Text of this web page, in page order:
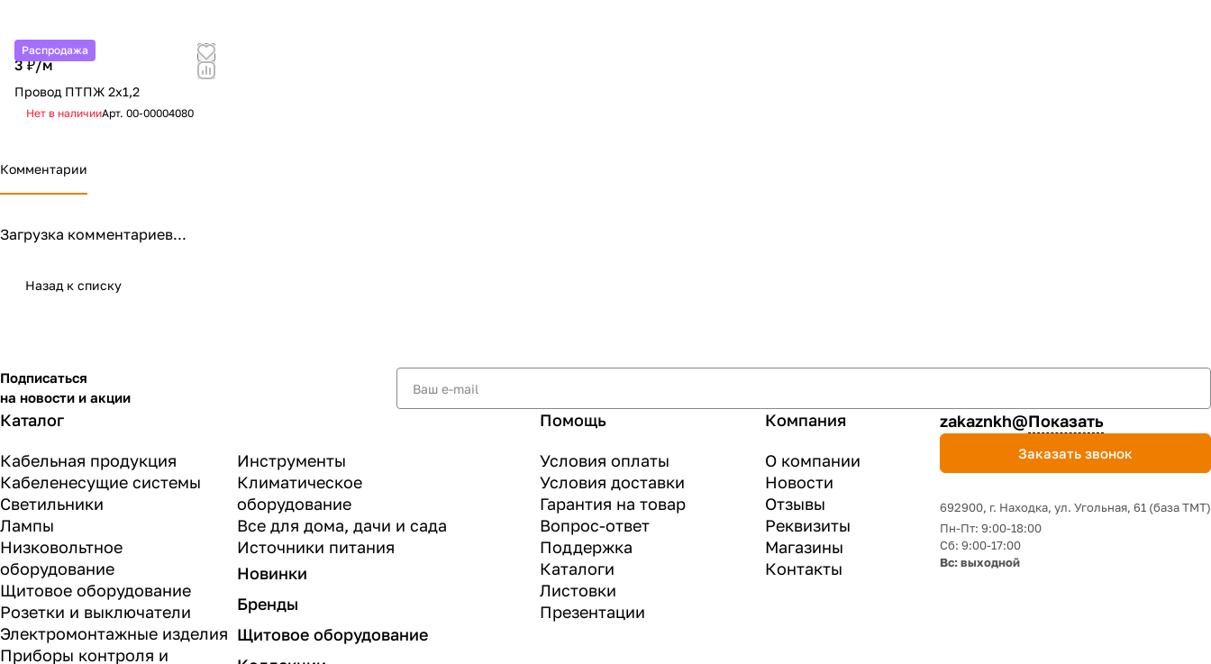
Распродажа
3 ₽/м
Провод ПТПЖ 2х1,2
Нет в наличииАрт. 00-00004080
Комментарии
Загрузка комментариев...
Назад к списку
Подписаться
на новости и акции
Каталог
Кабельная продукция
Кабеленесущие системы
Светильники
Лампы
Низковольтное
оборудование
Щитовое оборудование
Розетки и выключатели
Электромонтажные изделия
Приборы контроля и
Инструменты
Климатическое
оборудование
Все для дома, дачи и сада
Источники питания
Новинки
Бренды
Щитовое оборудование
Помощь
Условия оплаты
Условия доставки
Гарантия на товар
Вопрос-ответ
Поддержка
Каталоги
Листовки
Презентации
Компания
О компании
Новости
Отзывы
Реквизиты
Магазины
Контакты
zakaznkh@Показать
Заказать звонок
692900, г. Находка, ул. Угольная, 61 (база ТМТ)
Пн-Пт: 9:00-18:00
Сб: 9:00-17:00
Вс: выходной